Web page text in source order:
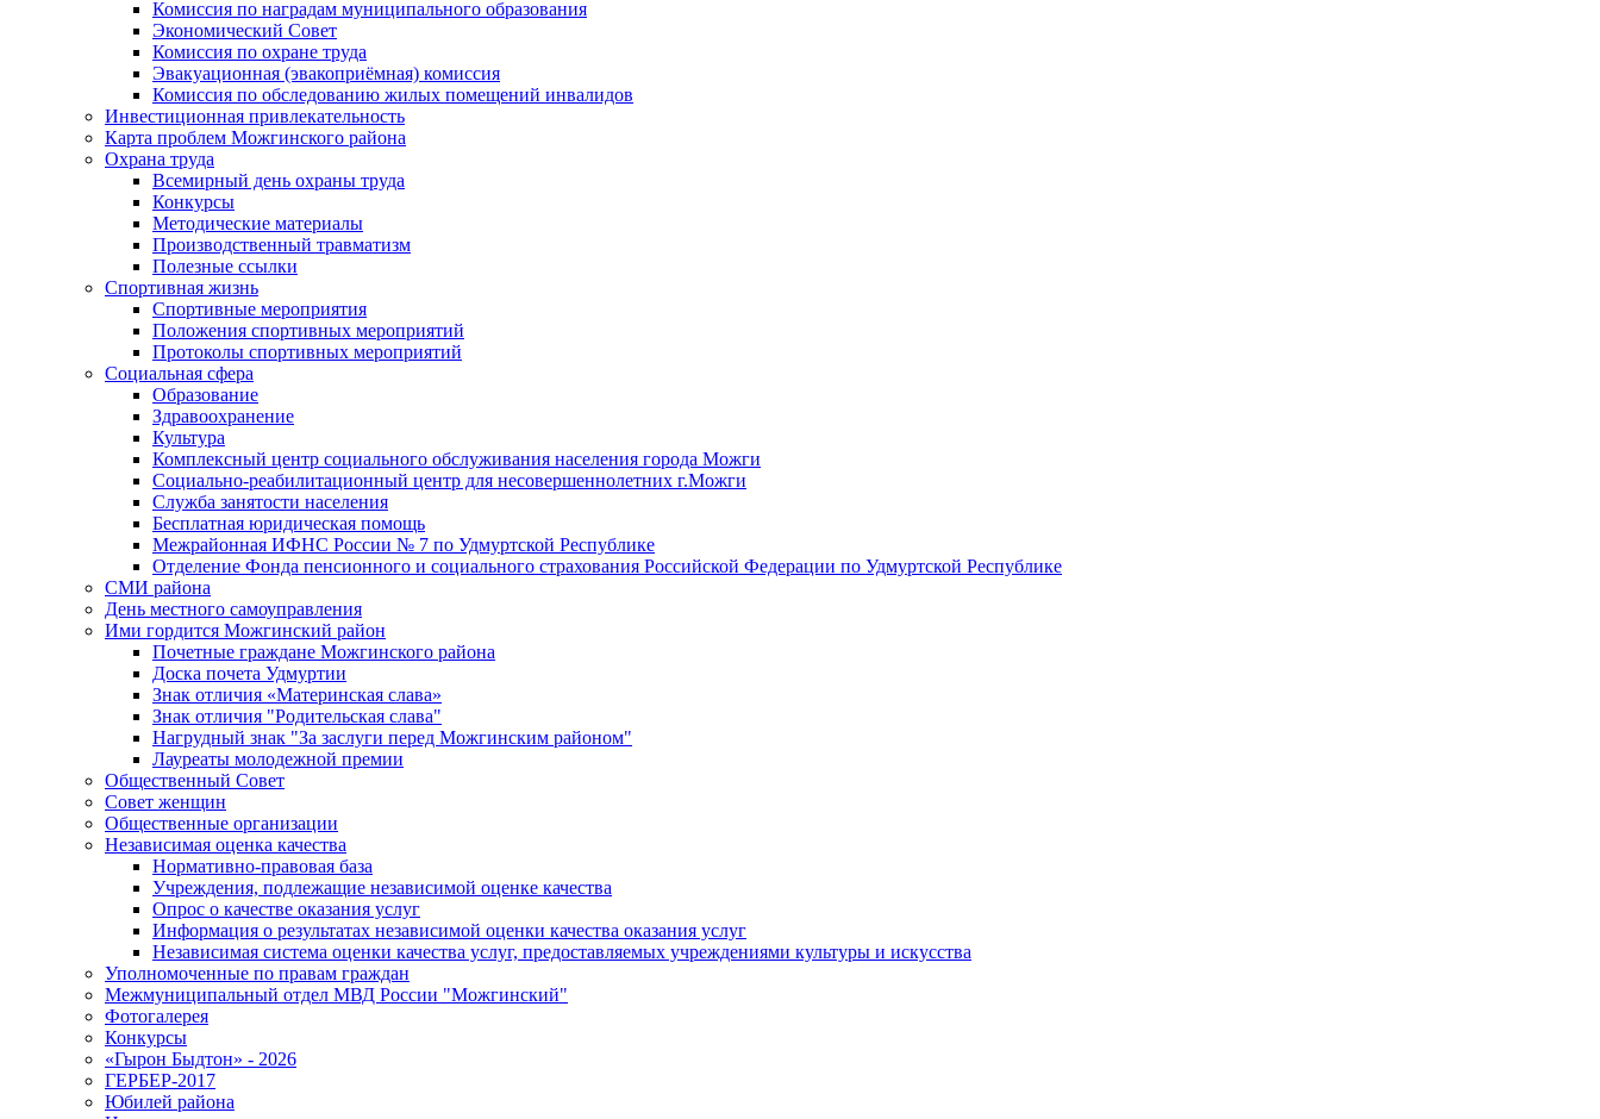
Комиссия по наградам муниципального образования
Экономический Совет
Комиссия по охране труда
Эвакуационная (эвакоприёмная) комиссия
Комиссия по обследованию жилых помещений инвалидов
Инвестиционная привлекательность
Карта проблем Можгинского района
Охрана труда
Всемирный день охраны труда
Конкурсы
Методические материалы
Производственный травматизм
Полезные ссылки
Спортивная жизнь
Спортивные мероприятия
Положения спортивных мероприятий
Протоколы спортивных мероприятий
Социальная сфера
Образование
Здравоохранение
Культура
Комплексный центр социального обслуживания населения города Можги
Социально-реабилитационный центр для несовершеннолетних г.Можги
Служба занятости населения
Бесплатная юридическая помощь
Межрайонная ИФНС России № 7 по Удмуртской Республике
Отделение Фонда пенсионного и социального страхования Российской Федерации по Удмуртской Республике
СМИ района
День местного самоуправления
Ими гордится Можгинский район
Почетные граждане Можгинского района
Доска почета Удмуртии
Знак отличия «Материнская слава»
Знак отличия "Родительская слава"
Нагрудный знак "За заслуги перед Можгинским районом"
Лауреаты молодежной премии
Общественный Совет
Совет женщин
Общественные организации
Независимая оценка качества
Нормативно-правовая база
Учреждения, подлежащие независимой оценке качества
Опрос о качестве оказания услуг
Информация о результатах независимой оценки качества оказания услуг
Независимая система оценки качества услуг, предоставляемых учреждениями культуры и искусства
Уполномоченные по правам граждан
Межмуниципальный отдел МВД России "Можгинский"
Фотогалерея
Конкурсы
«Гырон Быдтон» - 2026
ГЕРБЕР-2017
Юбилей района